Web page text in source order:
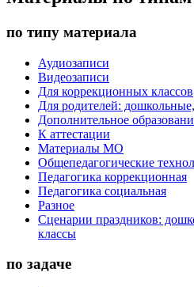
по типу материала
Аудиозаписи
Видеозаписи
Для коррекционных классов
Для родителей:
Дополнительное
К аттестации
Материалы МО
Общепедагогические
Педагогика коррекционная
Педагогика социальная
Разное
Сценарии праздников:
классы
по задаче